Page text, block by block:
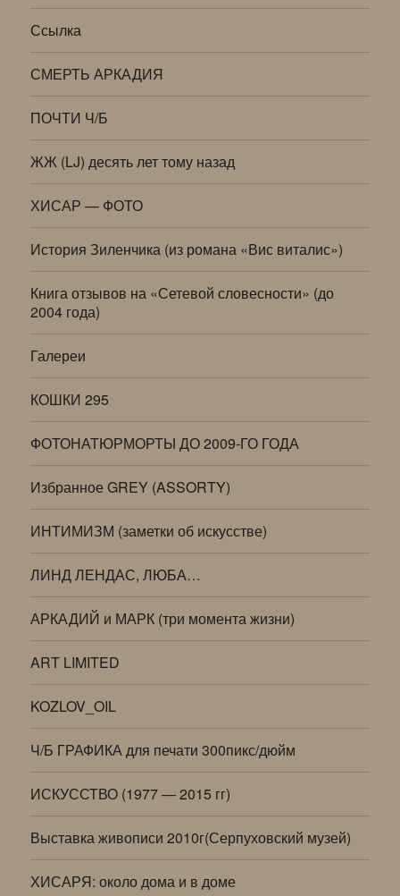
Ссылка
СМЕРТЬ АРКАДИЯ
ПОЧТИ Ч/Б
ЖЖ (LJ) десять лет тому назад
ХИСАР — ФОТО
История Зиленчика (из романа «Вис виталис»)
Книга отзывов на «Сетевой словесности» (до
2004 года)
Галереи
КОШКИ 295
ФОТОНАТЮРМОРТЫ ДО 2009-ГО ГОДА
Избранное GREY (ASSORTY)
ИНТИМИЗМ (заметки об искусстве)
ЛИНД ЛЕНДАС, ЛЮБА…
АРКАДИЙ и МАРК (три момента жизни)
ART LIMITED
KOZLOV_OIL
Ч/Б ГРАФИКА для печати 300пикс/дюйм
ИСКУССТВО (1977 — 2015 гг)
Выставка живописи 2010г(Серпуховский музей)
ХИСАРЯ: около дома и в доме